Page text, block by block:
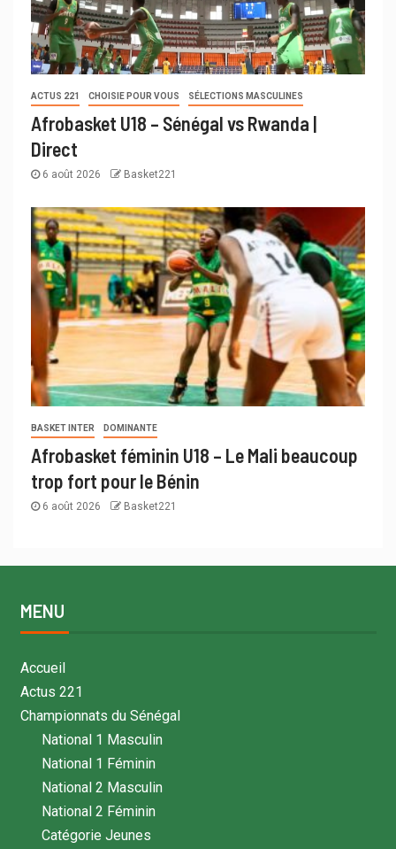
ACTUS 221 CHOISIE POUR VOUS SÉLECTIONS MASCULINES
Afrobasket U18 – Sénégal vs Rwanda |
Direct
6 août 2026 Basket221
BASKET INTER DOMINANTE
Afrobasket féminin U18 – Le Mali beaucoup
trop fort pour le Bénin
6 août 2026 Basket221
MENU
Accueil
Actus 221
Championnats du Sénégal
National 1 Masculin
National 1 Féminin
National 2 Masculin
National 2 Féminin
Catégorie Jeunes